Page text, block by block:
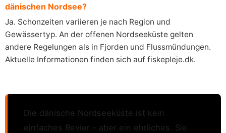
dänischen Nordsee?
Ja. Schonzeiten variieren je nach Region und
Gewässertyp. An der offenen Nordseeküste gelten
andere Regelungen als in Fjorden und Flussmündungen.
Aktuelle Informationen finden sich auf fiskepleje.dk.
Die dänische Nordseeküste ist kein
einfaches Revier – aber ein ehrliches. Sie